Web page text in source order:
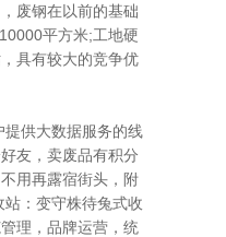
废钢在以前的基础
平方米;工地硬
具有较大的竞争优
提供大数据服务的线
友，卖废品有积分
用再露宿街头，附
：变守株待兔式收
理，品牌运营，统